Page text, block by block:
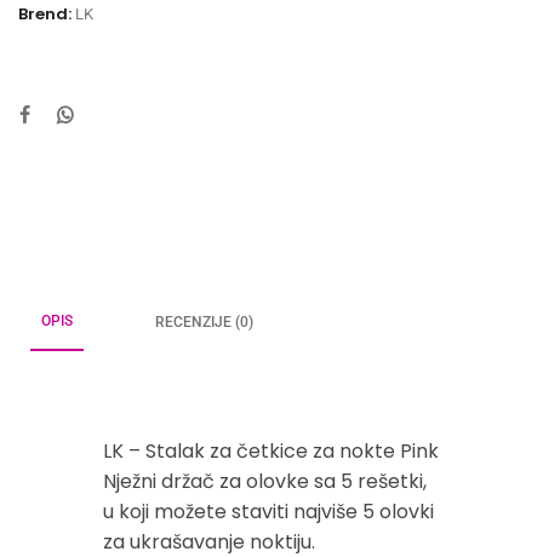
Brend: LK
OPIS RECENZIJE (0)
LK – Stalak za četkice za nokte Pink
Nježni držač za olovke sa 5 rešetki,
u koji možete staviti najviše 5 olovki
za ukrašavanje noktiju.